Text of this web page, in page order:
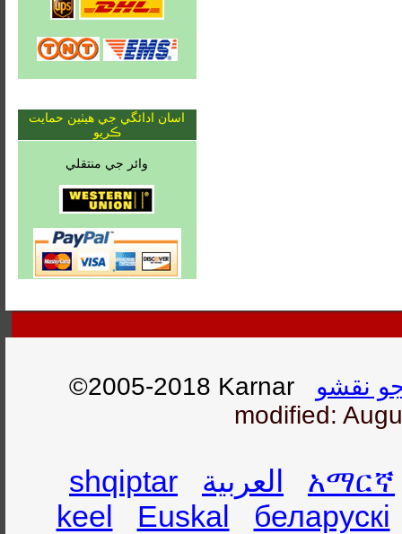
اسان ادائگي جي ھيٺين حمايت
ڪريو
وائر جي منتقلي
©2005-2018 Karnar نقشو
modified:
shqiptar العربية
አማርኛ
keel
Euskal
беларускі